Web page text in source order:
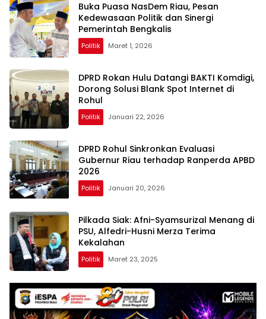
Buka Puasa NasDem Riau, Pesan
Kedewasaan Politik dan Sinergi
Pemerintah Bengkalis
Politik Maret 1, 2026
DPRD Rokan Hulu Datangi BAKTI Komdigi,
Dorong Solusi Blank Spot Internet di
Rohul
Politik Januari 22, 2026
DPRD Rohul Sinkronkan Evaluasi
Gubernur Riau terhadap Ranperda APBD
2026
Politik Januari 20, 2026
Pilkada Siak: Afni-Syamsurizal Menang di
PSU, Alfedri-Husni Merza Terima
Kekalahan
Politik Maret 23, 2025